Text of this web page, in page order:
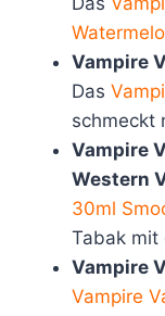
Vampire
Das
schmeckt
Vampire
Western
30ml
Tabak mit
Vampire
Vampire